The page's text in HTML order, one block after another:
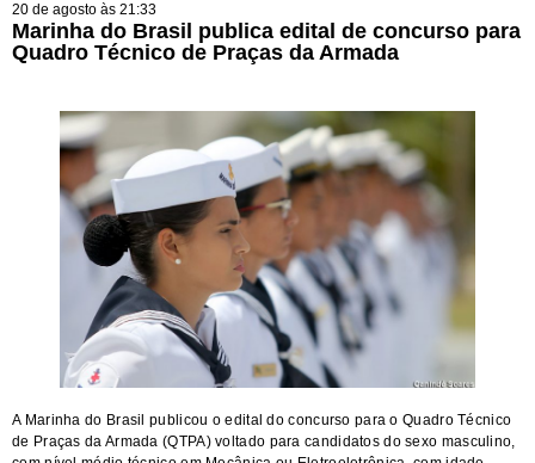
20 de agosto às 21:33
Marinha do Brasil publica edital de concurso para
Quadro Técnico de Praças da Armada
A Marinha do Brasil publicou o edital do concurso para o Quadro Técnico
de Praças da Armada (QTPA) voltado para candidatos do sexo masculino,